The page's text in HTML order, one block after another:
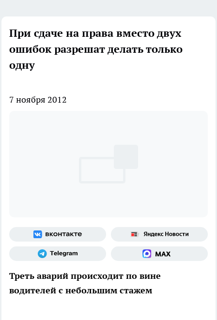
При сдаче на права вместо двух
ошибок разрешат делать только
одну
7 ноября 2012
Треть аварий происходит по вине
водителей с небольшим стажем